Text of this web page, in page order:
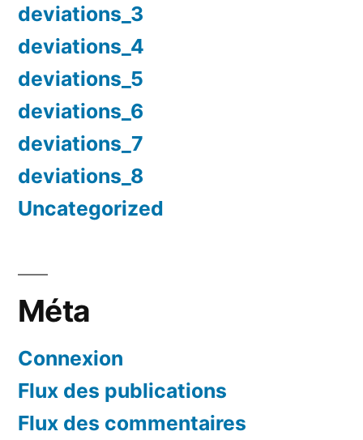
deviations_3
deviations_4
deviations_5
deviations_6
deviations_7
deviations_8
Uncategorized
Méta
Connexion
Flux des publications
Flux des commentaires